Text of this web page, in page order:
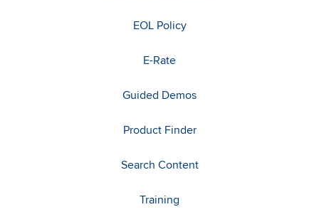
EOL Policy
E-Rate
Guided Demos
Product Finder
Search Content
Training